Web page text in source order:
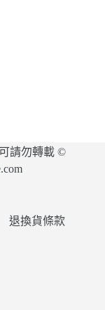
請勿轉載 ©
退換貨條款